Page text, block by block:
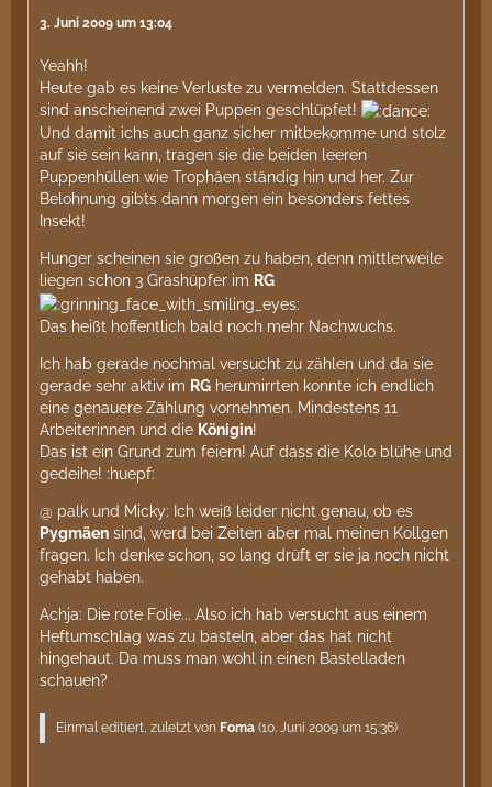
3. Juni 2009 um 13:04
Yeahh!
Heute gab es keine Verluste zu vermelden. Stattdessen
sind anscheinend zwei Puppen geschlüpfet!
Und damit ichs auch ganz sicher mitbekomme und stolz
auf sie sein kann, tragen sie die beiden leeren
Puppenhüllen wie Trophäen ständig hin und her. Zur
Belohnung gibts dann morgen ein besonders fettes
Insekt!
Hunger scheinen sie großen zu haben, denn mittlerweile
liegen schon 3 Grashüpfer im RG
Das heißt hoffentlich bald noch mehr Nachwuchs.
Ich hab gerade nochmal versucht zu zählen und da sie
gerade sehr aktiv im RG herumirrten konnte ich endlich
eine genauere Zählung vornehmen. Mindestens 11
Arbeiterinnen und die Königin!
Das ist ein Grund zum feiern! Auf dass die Kolo blühe und
gedeihe! :huepf:
@ palk und Micky: Ich weiß leider nicht genau, ob es
Pygmäen sind, werd bei Zeiten aber mal meinen Kollgen
fragen. Ich denke schon, so lang drüft er sie ja noch nicht
gehabt haben.
Achja: Die rote Folie... Also ich hab versucht aus einem
Heftumschlag was zu basteln, aber das hat nicht
hingehaut. Da muss man wohl in einen Bastelladen
schauen?
Einmal editiert, zuletzt von Foma (10. Juni 2009 um 15:36)